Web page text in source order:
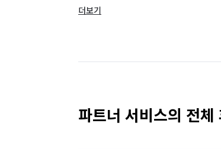
경기 수원시 팔달구
경기 화성시 만세구 경기 화성시
더보기
파트너 서비스의 전체